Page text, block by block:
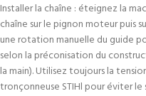
Installer la chaîne : éteignez la
chaîne sur le pignon moteur puis
une rotation manuelle du guide
selon la préconisation du
la main). Utilisez toujours la
tronçonneuse STIHl pour éviter le